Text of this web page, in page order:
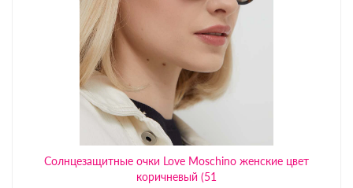
Солнцезащитные очки Love Moschino женские цвет
коричневый (51